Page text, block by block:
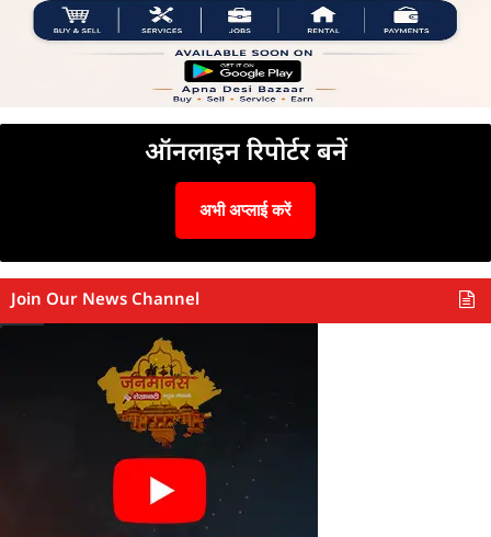
ऑनलाइन रिपोर्टर बनें
अभी अप्लाई करें
Join Our News Channel